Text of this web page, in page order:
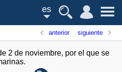
es
anterior siguiente
2 de noviembre, por el que se